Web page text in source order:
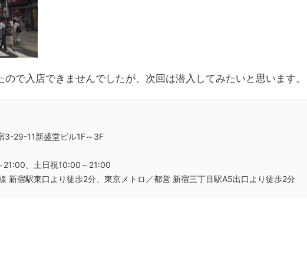
で入店できませんでしたが、次回は潜入してみたいと思います。
3-29-11新盛堂ビル1F～3F
21:00、土日祝10:00～21:00
新宿駅東口より徒歩2分、東京メトロ／都営 新宿三丁目駅A5出口より徒歩2分